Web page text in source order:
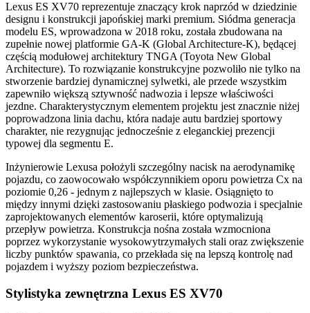
Lexus ES XV70 reprezentuje znaczący krok naprzód w dziedzinie
designu i konstrukcji japońskiej marki premium. Siódma generacja
modelu ES, wprowadzona w 2018 roku, została zbudowana na
zupełnie nowej platformie GA-K (Global Architecture-K), będącej
częścią modułowej architektury TNGA (Toyota New Global
Architecture). To rozwiązanie konstrukcyjne pozwoliło nie tylko na
stworzenie bardziej dynamicznej sylwetki, ale przede wszystkim
zapewniło większą sztywność nadwozia i lepsze właściwości
jezdne. Charakterystycznym elementem projektu jest znacznie niżej
poprowadzona linia dachu, która nadaje autu bardziej sportowy
charakter, nie rezygnując jednocześnie z eleganckiej prezencji
typowej dla segmentu E.
Inżynierowie Lexusa położyli szczególny nacisk na aerodynamikę
pojazdu, co zaowocowało współczynnikiem oporu powietrza Cx na
poziomie 0,26 - jednym z najlepszych w klasie. Osiągnięto to
między innymi dzięki zastosowaniu płaskiego podwozia i specjalnie
zaprojektowanych elementów karoserii, które optymalizują
przepływ powietrza. Konstrukcja nośna została wzmocniona
poprzez wykorzystanie wysokowytrzymałych stali oraz zwiększenie
liczby punktów spawania, co przekłada się na lepszą kontrolę nad
pojazdem i wyższy poziom bezpieczeństwa.
Stylistyka zewnętrzna Lexus ES XV70